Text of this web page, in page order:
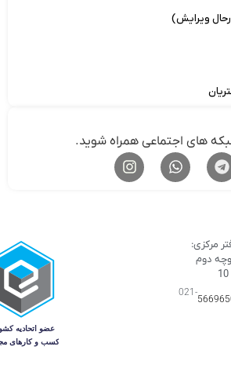
ویرایش)
های اجتماعی همراه شوید.
دوم
-021